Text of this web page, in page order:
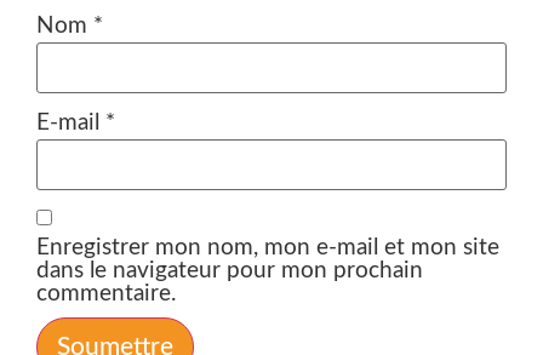
Nom *
E-mail *
Enregistrer mon nom, mon e-mail et mon site
dans le navigateur pour mon prochain
commentaire.